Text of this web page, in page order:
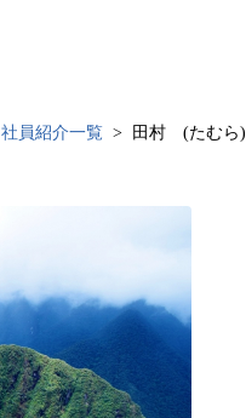
社員紹介一覧 田村 (たむら)